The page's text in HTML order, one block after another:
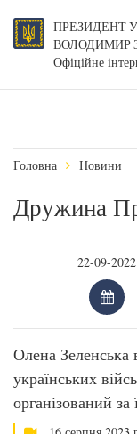
ПРЕЗИДЕНТ
ВОЛОДИМИР
Офіційне
Головна Новини
Дружина
Олена Зеленська
українських
організований за